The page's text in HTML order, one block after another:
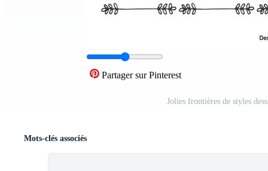
Partager sur Pinterest
Jolies frontières de styles
Mots-clés associés